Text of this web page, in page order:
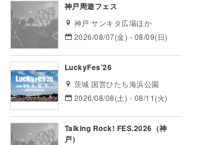
神戸周遊フェス
神戸 サンキタ広場ほか
2026/08/07(金) - 08/09(日)
LuckyFes’26
茨城 国営ひたち海浜公園
2026/08/08(土) - 08/11(火)
Talking Rock! FES.2026（神
戸）